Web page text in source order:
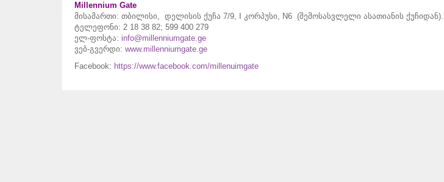
Millennium Gate
მისამართი: თბილისი, დელისის ქუჩა 7/9, I კორპუსი, N6 (შემოსასვლელი ასათიანის ქუჩიდან).
ტელეფონი: 2 18 38 82; 599 400 279
ელ-ფოსტა: info@millenniumgate.ge
ვებ-გვერდი: www.millenniumgate.ge
Facebook: https://www.facebook.com/millenuimgate